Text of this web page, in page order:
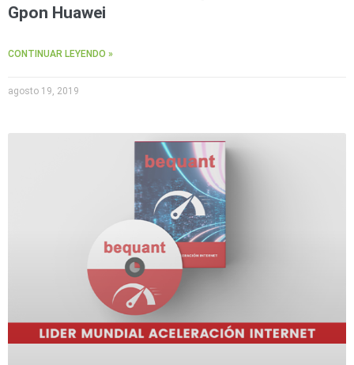
Gpon Huawei
CONTINUAR LEYENDO »
agosto 19, 2019